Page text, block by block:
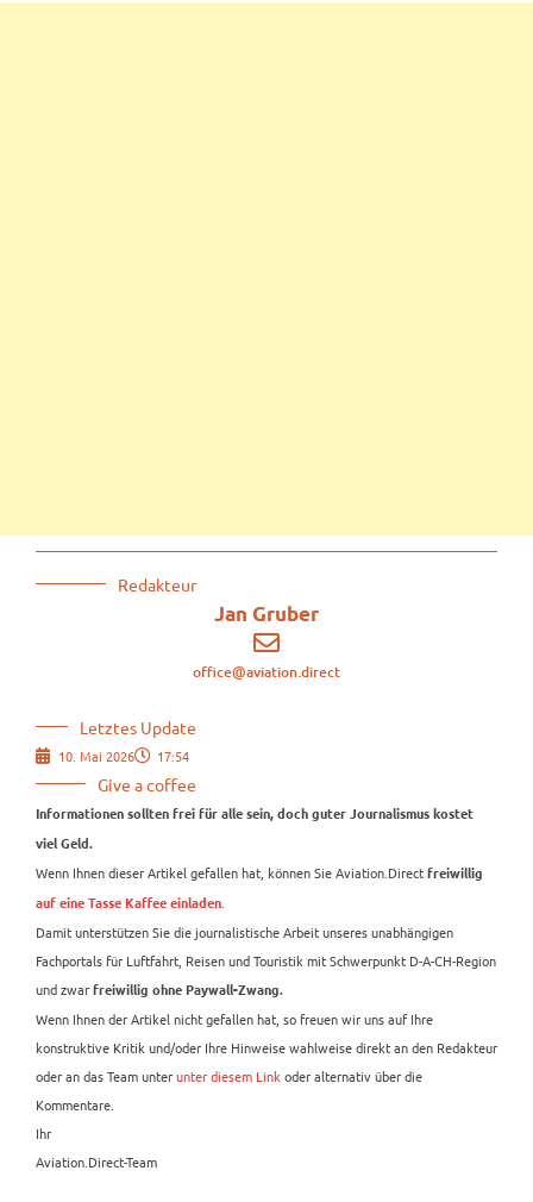
Redakteur
Jan Gruber
office@aviation.direct
Letztes Update
10. Mai 2026 17:54
Give a coffee
Informationen sollten frei für alle sein, doch guter Journalismus kostet
viel Geld.
Wenn Ihnen dieser Artikel gefallen hat, können Sie Aviation.Direct freiwillig
auf eine Tasse Kaffee einladen
Damit unterstützen Sie die journalistische Arbeit unseres unabhängigen
Fachportals für Luftfahrt, Reisen und Touristik mit Schwerpunkt D-A-CH-Region
und zwar freiwillig ohne Paywall-Zwang.
Wenn Ihnen der Artikel nicht gefallen hat, so freuen wir uns auf Ihre
konstruktive Kritik und/oder Ihre Hinweise wahlweise direkt an den Redakteur
oder an das Team unterunter diesem Link oder alternativ über die
Kommentare.
Ihr
Aviation.Direct-Team